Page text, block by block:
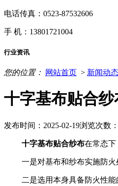
电话传真：0523-87532606
手 机：13801721004
行业资讯
您的位置： 网站首页 > 新闻动态
十字基布贴合
发布时间：2025-02-19浏览次数
十字基布贴合纱布在常态下
一是对基布和纱布实施防
二是选用本身具备防火性